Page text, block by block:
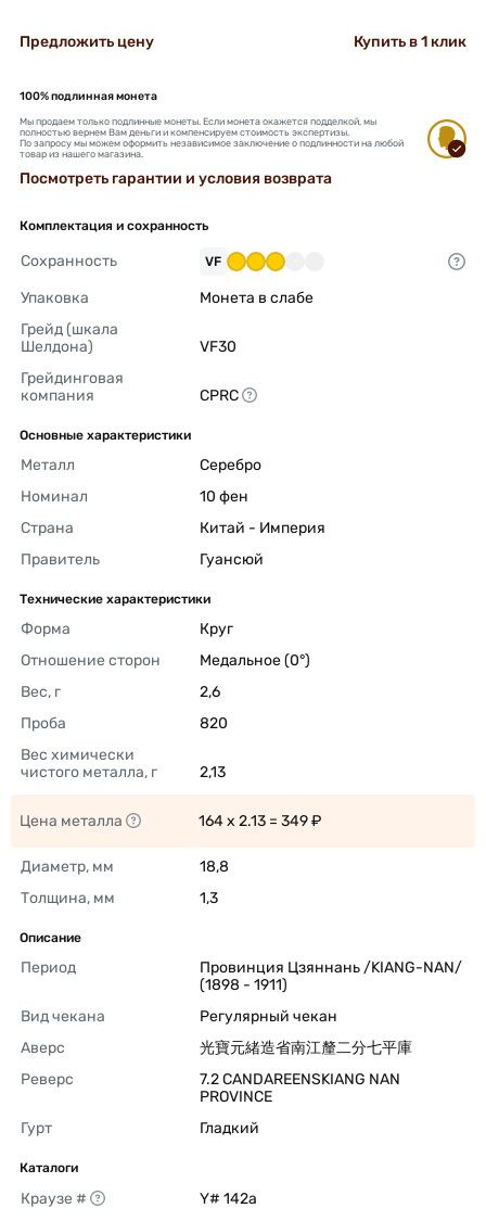
Предложить цену Купить в 1 клик
100% подлинная монета
Мы продаем только подлинные монеты. Если монета окажется подделкой, мы
полностью вернем Вам деньги и компенсируем стоимость экспертизы.
По запросу мы можем оформить независимое заключение о подлинности на любой
товар из нашего магазина.
Посмотреть гарантии и условия возврата
Комплектация и сохранность
Сохранность VF
Упаковка
Монета в слабе
Грейд (шкала
Шелдона)
VF30
Грейдинговая
компания
CPRC
Основные характеристики
Металл
Серебро
Номинал
10 фен
Страна
Китай - Империя
Правитель
Гуансюй
Технические характеристики
Форма
Круг
Отношение сторон
Медальное (0°)
Вес, г
2,6
Проба
820
Вес химически
чистого металла, г
2,13
Цена металла 164 x 2.13 = 349 ₽
Диаметр, мм
18,8
Толщина, мм
1,3
Описание
Период
Провинция Цзяннань /KIANG-NAN/
(1898 - 1911)
Вид чекана
Регулярный чекан
Аверс
光寶元緒造省南江釐二分七平庫
Реверс
7.2 CANDAREENSKIANG NAN
PROVINCE
Гурт
Гладкий
Каталоги
Краузе # Y# 142a